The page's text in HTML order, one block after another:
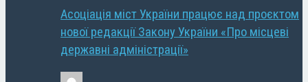
Асоціація міст України працює над проєктом
нової редакції Закону України «Про місцеві
державні адміністрації»